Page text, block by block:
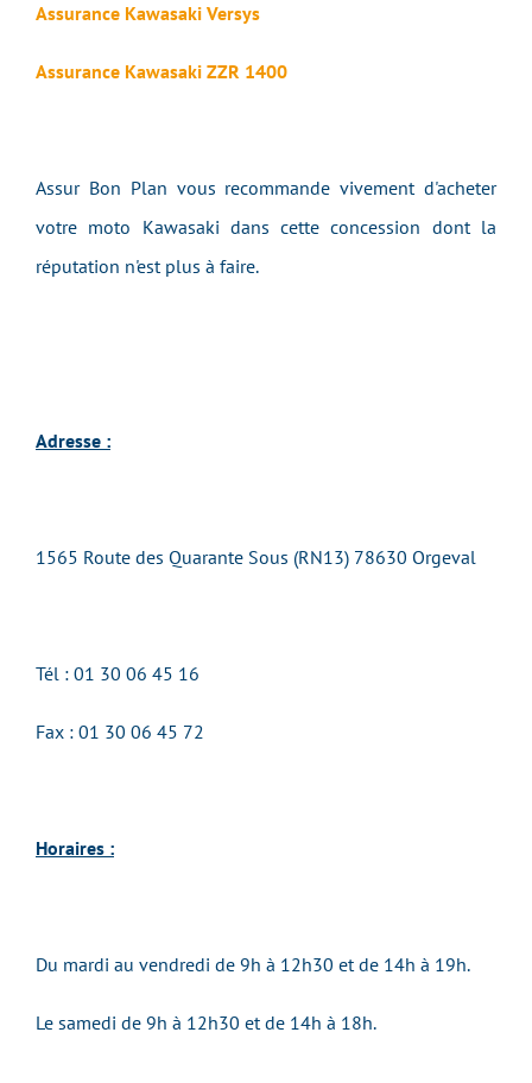
Assurance Kawasaki Versys
Assurance Kawasaki ZZR 1400
Assur Bon Plan vous recommande vivement d'acheter
votre moto Kawasaki dans cette concession dont la
réputation n'est plus à faire.
Adresse :
1565 Route des Quarante Sous (RN13) 78630 Orgeval
Tél : 01 30 06 45 16
Fax : 01 30 06 45 72
Horaires :
Du mardi au vendredi de 9h à 12h30 et de 14h à 19h.
Le samedi de 9h à 12h30 et de 14h à 18h.